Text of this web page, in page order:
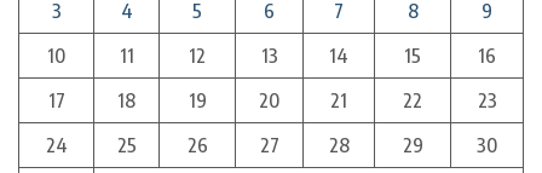
3 4 5 6 7 8
9
10
11 12 13 14 15
16
17
18 19 20 21 22
23
24
25 26 27 28 29
30